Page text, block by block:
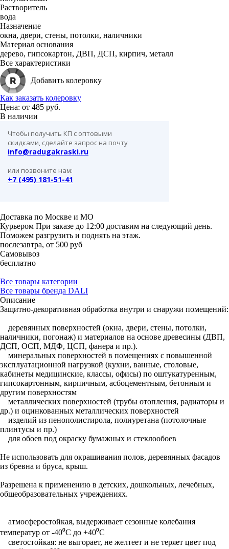
Растворитель
вода
Назначение
окна, двери, стены, потолки, наличники
Материал основания
дерево, гипсокартон, ДВП, ДСП, кирпич, металл
Все характеристики
Добавить колеровку
Как заказать колеровку
Цена: от 485 руб.
В наличии
Чтобы получить КП с оптовыми
скидками, сделайте запрос на почту
info@radugakraski.ru
или позвоните нам:
+7 (495) 181-51-41
Доставка по Москве и МО
Курьером При заказе до 12:00 доставим на следующий день.
Поможем разгрузить и поднять на этаж.
послезавтра, от 500 руб
Самовывоз
бесплатно
Все товары категории
Все товары бренда DALI
Описание
Защитно-декоративная обработка внутри и снаружи помещений:
деревянных поверхностей (окна, двери, стены, потолки,
наличники, погонаж) и материалов на основе древесины (ДВП,
ДСП, ОСП, МДФ, ЦСП, фанера и пр.).
минеральных поверхностей в помещениях с повышенной
эксплуатационной нагрузкой (кухни, ванные, столовые,
кабинеты медицинские, классы, офисы) по оштукатуренным,
гипсокартонным, кирпичным, асбоцементным, бетонным и
другим поверхностям
металлических поверхностей (трубы отопления, радиаторы и
др.) и оцинкованных металлических поверхностей
изделий из пенополистирола, полиуретана (потолочные
плинтусы и пр.)
для обоев под окраску бумажных и стеклообоев
Не использовать для окрашивания полов, деревянных фасадов
из бревна и бруса, крыш.
Разрешена к применению в детских, дошкольных, лечебных,
общеобразовательных учреждениях.
атмосферостойкая, выдерживает сезонные колебания
температур от -40⁰С до +40⁰С
светостойкая: не выгорает, не желтеет и не теряет цвет под